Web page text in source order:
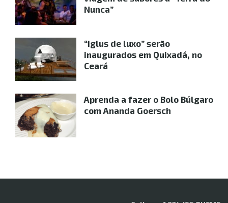
Nunca”
“Iglus de luxo” serão
inaugurados em Quixadá, no
Ceará
Aprenda a fazer o Bolo Búlgaro
com Ananda Goersch